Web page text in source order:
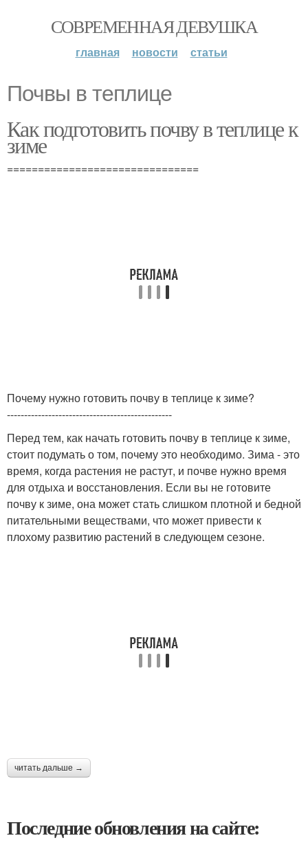
СОВРЕМЕННАЯ ДЕВУШКА
главная новости статьи
Почвы в теплице
Как подготовить почву в теплице к
зиме
===============================
Почему нужно готовить почву в теплице к зиме?
------------------------------------------------
Перед тем, как начать готовить почву в теплице к зиме,
стоит подумать о том, почему это необходимо. Зима - это
время, когда растения не растут, и почве нужно время
для отдыха и восстановления. Если вы не готовите
почву к зиме, она может стать слишком плотной и бедной
питательными веществами, что может привести к
плохому развитию растений в следующем сезоне.
читать дальше →
Последние обновления на сайте: